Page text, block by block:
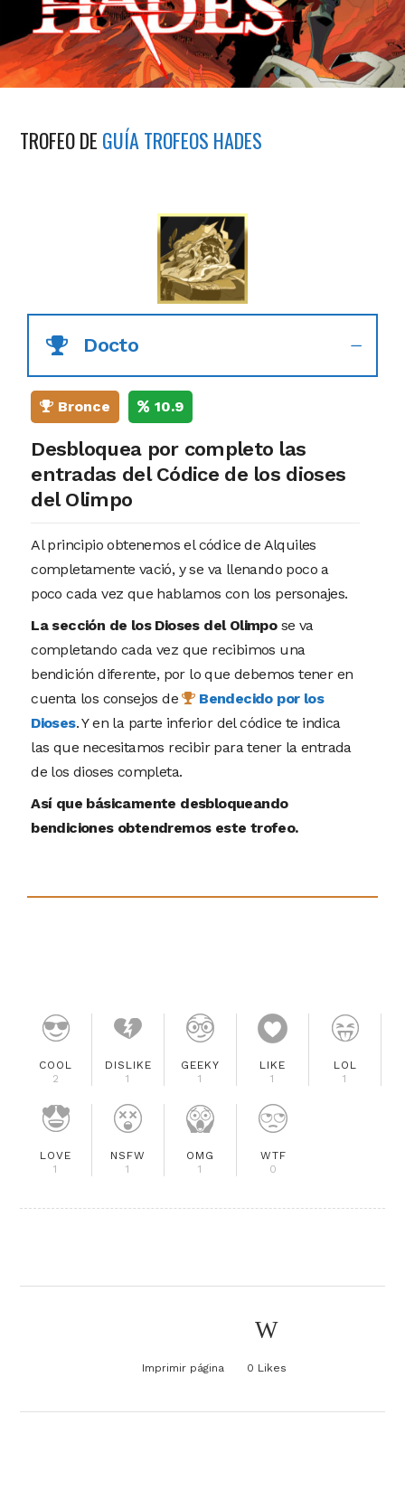
TROFEO DE GUÍA TROFEOS HADES
Docto
Bronce 10.9
Desbloquea por completo las
entradas del Códice de los dioses
del Olimpo
Al principio obtenemos el códice de Alquiles
completamente vació, y se va llenando poco a
poco cada vez que hablamos con los personajes.
La sección de los Dioses del Olimpose va
completando cada vez que recibimos una
bendición diferente, por lo que debemos tener en
cuenta los consejos de
Bendecido por los
Dioses. Y en la parte inferior del códice te indica
las que necesitamos recibir para tener la entrada
de los dioses completa.
Así que básicamente desbloqueando
bendiciones obtendremos este trofeo.
COOL
2
DISLIKE
1
GEEKY
1
LIKE
1
LOL
1
LOVE
1
NSFW
1
OMG
1
WTF
0
Imprimir página 0 Likes